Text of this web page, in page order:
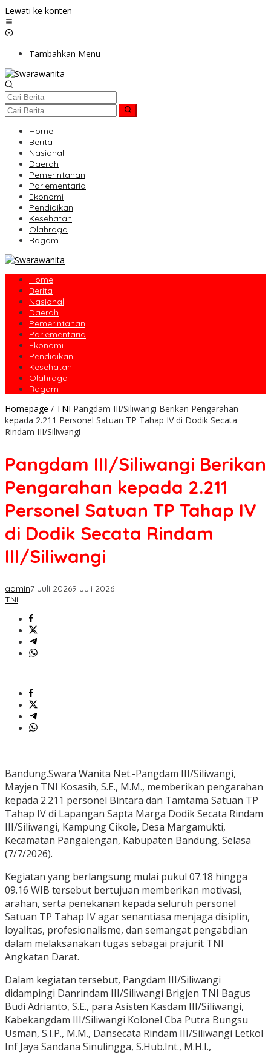
Lewati ke konten
Tambahkan Menu
Home
Berita
Nasional
Daerah
Pemerintahan
Parlementaria
Ekonomi
Pendidikan
Kesehatan
Olahraga
Ragam
Home
Berita
Nasional
Daerah
Pemerintahan
Parlementaria
Ekonomi
Pendidikan
Kesehatan
Olahraga
Ragam
Homepage / TNI Pangdam III/Siliwangi Berikan Pengarahan
kepada 2.211 Personel Satuan TP Tahap IV di Dodik Secata
Rindam III/Siliwangi
Pangdam III/Siliwangi Berikan
Pengarahan kepada 2.211
Personel Satuan TP Tahap IV
di Dodik Secata Rindam
III/Siliwangi
admin7 Juli 20269 Juli 2026
TNI
Bandung.Swara Wanita Net.-Pangdam III/Siliwangi,
Mayjen TNI Kosasih, S.E., M.M., memberikan pengarahan
kepada 2.211 personel Bintara dan Tamtama Satuan TP
Tahap IV di Lapangan Sapta Marga Dodik Secata Rindam
III/Siliwangi, Kampung Cikole, Desa Margamukti,
Kecamatan Pangalengan, Kabupaten Bandung, Selasa
(7/7/2026).
Kegiatan yang berlangsung mulai pukul 07.18 hingga
09.16 WIB tersebut bertujuan memberikan motivasi,
arahan, serta penekanan kepada seluruh personel
Satuan TP Tahap IV agar senantiasa menjaga disiplin,
loyalitas, profesionalisme, dan semangat pengabdian
dalam melaksanakan tugas sebagai prajurit TNI
Angkatan Darat.
Dalam kegiatan tersebut, Pangdam III/Siliwangi
didampingi Danrindam III/Siliwangi Brigjen TNI Bagus
Budi Adrianto, S.E., para Asisten Kasdam III/Siliwangi,
Kabekangdam III/Siliwangi Kolonel Cba Putra Bungsu
Usman, S.I.P., M.M., Dansecata Rindam III/Siliwangi Letkol
Inf Jaya Sandana Sinulingga, S.Hub.Int., M.H.I.,